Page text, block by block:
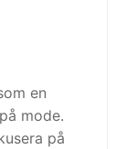
en
mode.
på